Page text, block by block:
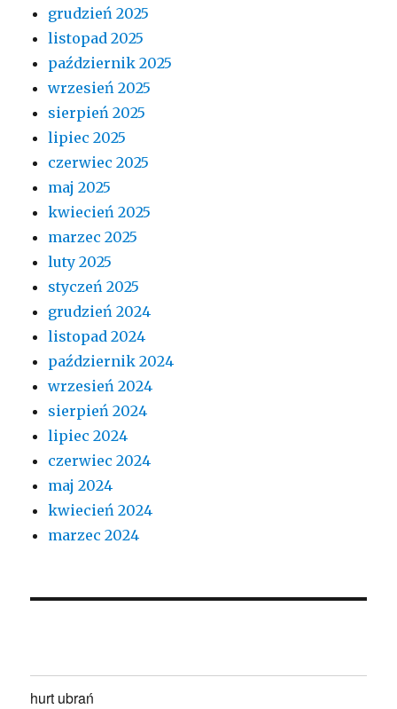
grudzień 2025
listopad 2025
październik 2025
wrzesień 2025
sierpień 2025
lipiec 2025
czerwiec 2025
maj 2025
kwiecień 2025
marzec 2025
luty 2025
styczeń 2025
grudzień 2024
listopad 2024
październik 2024
wrzesień 2024
sierpień 2024
lipiec 2024
czerwiec 2024
maj 2024
kwiecień 2024
marzec 2024
hurt ubrań